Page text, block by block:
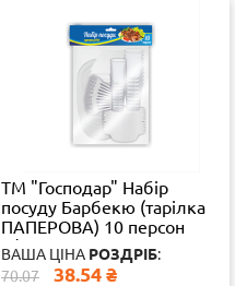
ТМ "Господар" Набір
посуду Барбекю (тарілка
ПАПЕРОВА) 10 персон
1/30
ВАША ЦІНА РОЗДРІБ:
70.07
38.54 ₴